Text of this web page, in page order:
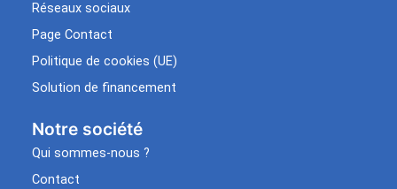
Réseaux sociaux
Page Contact
Politique de cookies (UE)
Solution de financement
Notre société
Qui sommes-nous ?
Contact